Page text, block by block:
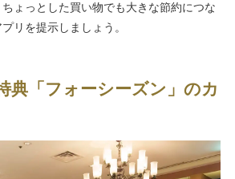
ょっとした買い物でも大きな節約につな
リを提示しましょう。
典「フォーシーズン」のカ